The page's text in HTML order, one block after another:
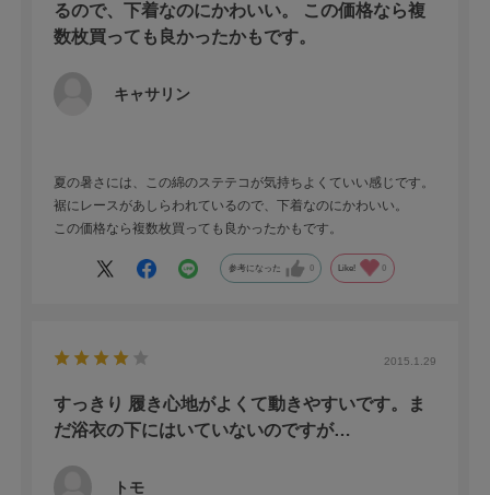
るので、下着なのにかわいい。 この価格なら複
数枚買っても良かったかもです。
キャサリン
夏の暑さには、この綿のステテコが気持ちよくていい感じです。
裾にレースがあしらわれているので、下着なのにかわいい。
この価格なら複数枚買っても良かったかもです。
参考になった 0 Like! 0
2015.1.29
すっきり 履き心地がよくて動きやすいです。ま
だ浴衣の下にはいていないのですが…
トモ